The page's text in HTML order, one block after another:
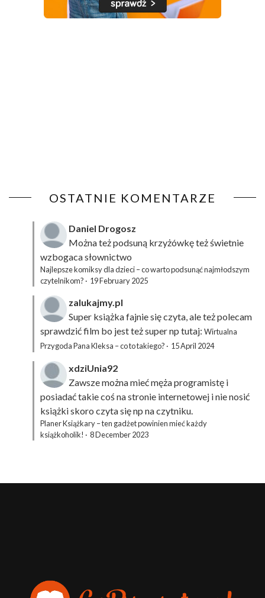
OSTATNIE KOMENTARZE
Daniel Drogosz
Można też podsuną krzyżówkęteż świetnie
wzbogaca słownictwo
Najlepsze komiksy dla dzieci – co warto podsunąć najmłodszym
czytelnikom? · 19 February 2025
zalukajmy.pl
Super książka fajnie się czyta, ale też polecam
sprawdzić film bo jest też super np tutaj: Wirtualna
Przygoda Pana Kleksa – co to takiego? · 15 April 2024
xdziUnia92
Zawsze można mieć męża programistę i
posiadać takie coś na stronie internetowej i nie nosić
książki skoro czyta się np na czytniku.
Planer Książkary – ten gadżet powinien mieć każdy
książkoholik! · 8 December 2023